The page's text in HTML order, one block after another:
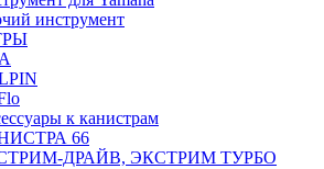
инструмент
к канистрам
66
ДРАЙВ, ЭКСТРИМ ТУРБО